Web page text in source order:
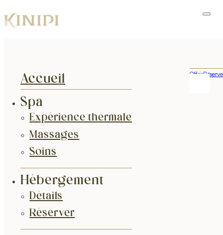
Accueil
Spa
Expérience thermale
Massages
Soins
Hébergement
Détails
Réserver
Offrir